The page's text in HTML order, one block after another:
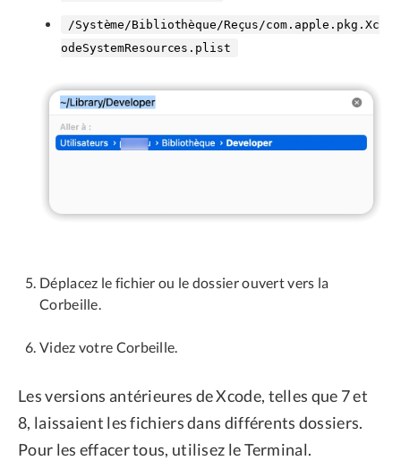
/Système/Bibliothèque/Reçus/com.apple.pkg.Xc
odeSystemResources.plist
Déplacez le fichier ou le dossier ouvert vers la
Corbeille.
Videz votre Corbeille.
Les versions antérieures de Xcode, telles que 7 et
8, laissaient les fichiers dans différents dossiers.
Pour les effacer tous, utilisez le Terminal.